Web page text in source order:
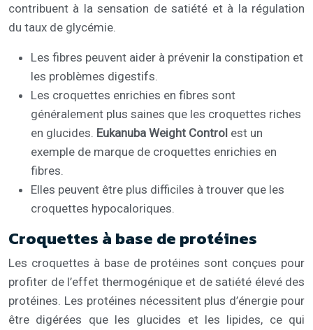
contribuent à la sensation de satiété et à la régulation
du taux de glycémie.
Les fibres peuvent aider à prévenir la constipation et
les problèmes digestifs.
Les croquettes enrichies en fibres sont
généralement plus saines que les croquettes riches
en glucides. Eukanuba Weight Control est un
exemple de marque de croquettes enrichies en
fibres.
Elles peuvent être plus difficiles à trouver que les
croquettes hypocaloriques.
Croquettes à base de protéines
Les croquettes à base de protéines sont conçues pour
profiter de l’effet thermogénique et de satiété élevé des
protéines. Les protéines nécessitent plus d’énergie pour
être digérées que les glucides et les lipides, ce qui